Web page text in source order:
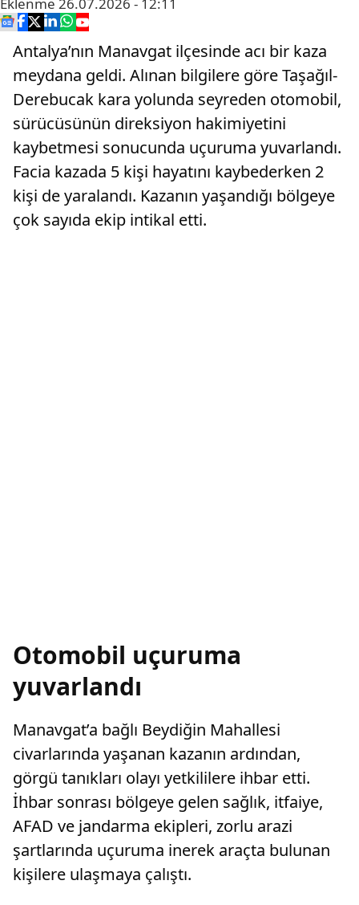
Eklenme 26.07.2026 - 12:11
Antalya’nın Manavgat ilçesinde acı bir kaza
meydana geldi. Alınan bilgilere göre Taşağıl-
Derebucak kara yolunda seyreden otomobil,
sürücüsünün direksiyon hakimiyetini
kaybetmesi sonucunda uçuruma yuvarlandı.
Facia kazada 5 kişi hayatını kaybederken 2
kişi de yaralandı. Kazanın yaşandığı bölgeye
çok sayıda ekip intikal etti.
Otomobil uçuruma
yuvarlandı
Manavgat’a bağlı Beydiğin Mahallesi
civarlarında yaşanan kazanın ardından,
görgü tanıkları olayı yetkililere ihbar etti.
İhbar sonrası bölgeye gelen sağlık, itfaiye,
AFAD ve jandarma ekipleri, zorlu arazi
şartlarında uçuruma inerek araçta bulunan
kişilere ulaşmaya çalıştı.